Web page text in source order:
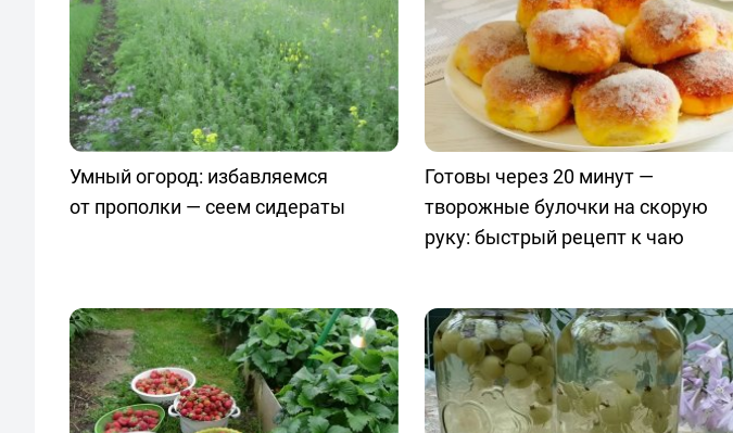
Умный огород: избавляемся
от прополки — сеем сидераты
Готовы через 20 минут —
творожные булочки на скорую
руку: быстрый рецепт к чаю